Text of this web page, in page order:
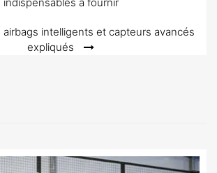
airbags intelligents et capteurs avancés
expliqués